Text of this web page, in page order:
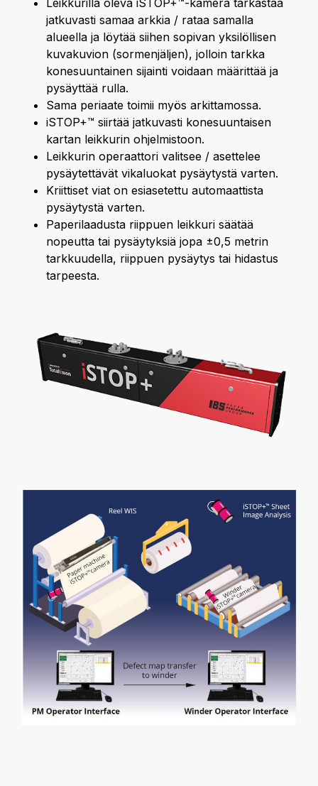
Leikkurilla oleva iSTOP+™-kamera tarkastaa
jatkuvasti samaa arkkia / rataa samalla
alueella ja löytää siihen sopivan yksilöllisen
kuvakuvion (sormenjäljen), jolloin tarkka
konesuuntainen sijainti voidaan määrittää ja
pysäyttää rulla.
Sama periaate toimii myös arkittamossa.
iSTOP+™ siirtää jatkuvasti konesuuntaisen
kartan leikkurin ohjelmistoon.
Leikkurin operaattori valitsee / asettelee
pysäytettävät vikaluokat pysäytystä varten.
Kriittiset viat on esiasetettu automaattista
pysäytystä varten.
Paperilaadusta riippuen leikkuri säätää
nopeutta tai pysäytyksiä jopa ±0,5 metrin
tarkkuudella, riippuen pysäytys tai hidastus
tarpeesta.